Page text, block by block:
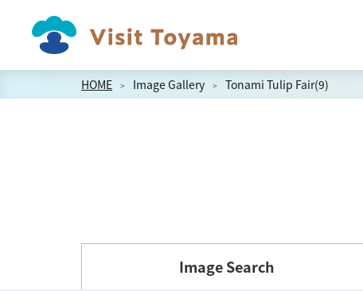
HOME Image Gallery Tonami Tulip Fair(9)
Image Search